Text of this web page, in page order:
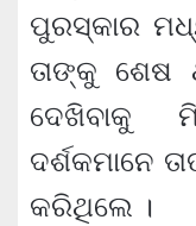
ପୁରସ୍କାର
ତାଙ୍କୁ ଶେଷ
ଦେଖିବାକୁ
ଦର୍ଶକମାନେ
କରିଥିଲେ ।